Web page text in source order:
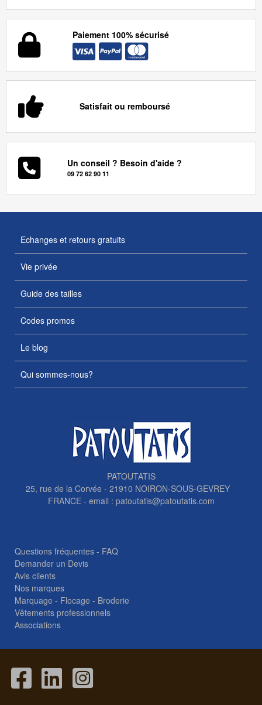
Paiement 100% sécurisé
Satisfait ou remboursé
Un conseil ? Besoin d'aide ?
09 72 62 90 11
Echanges et retours gratuits
Vie privée
Guide des tailles
Codes promos
Le blog
Qui sommes-nous?
PATOUTATIS
25, rue de la Corvée - 21910 NOIRON-SOUS-GEVREY
FRANCE - email : patoutatis@patoutatis.com
Questions fréquentes - FAQ
Demander un Devis
Avis clients
Nos marques
Marquage - Flocage - Broderie
Vêtements professionnels
Associations